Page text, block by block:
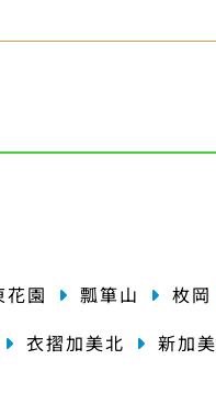
花園 瓢箪山 枚岡
衣摺加美北
新加美